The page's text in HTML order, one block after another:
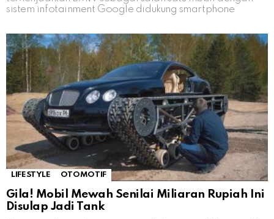
sistem infotainment Google didukung smartphone
LIFESTYLE OTOMOTIF
Gila! Mobil Mewah Senilai Miliaran Rupiah Ini
Disulap Jadi Tank